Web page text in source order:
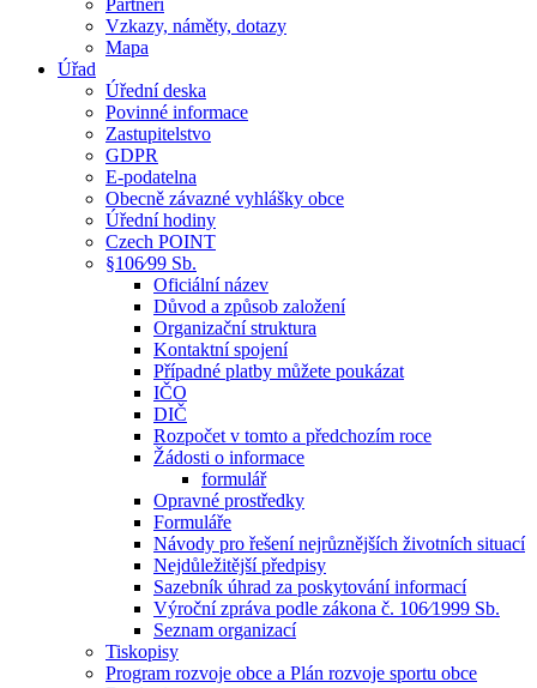
Partneři
Vzkazy, náměty, dotazy
Mapa
Úřad
Úřední deska
Povinné informace
Zastupitelstvo
GDPR
E-podatelna
Obecně závazné vyhlášky obce
Úřední hodiny
Czech POINT
§106⁄99 Sb.
Oficiální název
Důvod a způsob založení
Organizační struktura
Kontaktní spojení
Případné platby můžete poukázat
IČO
DIČ
Rozpočet v tomto a předchozím roce
Žádosti o informace
formulář
Opravné prostředky
Formuláře
Návody pro řešení nejrůznějších životních situací
Nejdůležitější předpisy
Sazebník úhrad za poskytování informací
Výroční zpráva podle zákona č. 106⁄1999 Sb.
Seznam organizací
Tiskopisy
Program rozvoje obce a Plán rozvoje sportu obce